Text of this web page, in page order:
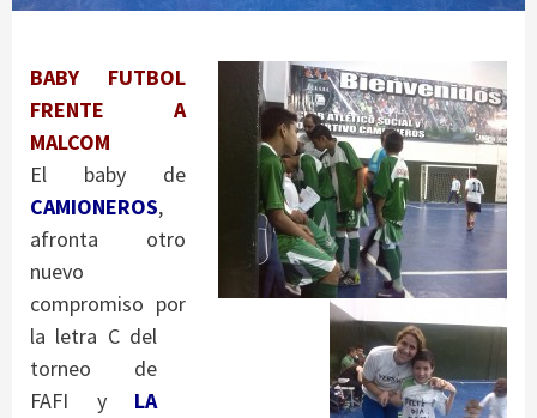
BABY FUTBOL
FRENTE A
MALCOM
El baby de
CAMIONEROS,
afronta otro
nuevo
compromiso por
la letra C del
torneo de
FAFI yLA